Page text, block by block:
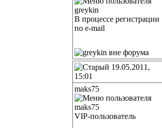
В процессе регистрации
по e-mail
19.05.2011,
15:01
maks75
VIP-пользователь